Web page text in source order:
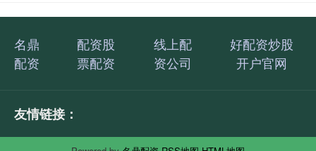
名鼎
配资
配资股
票配资
线上配
资公司
好配资炒股
开户官网
友情链接：